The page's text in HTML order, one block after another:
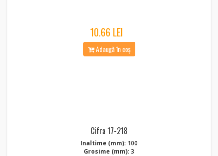
10.66 LEI
Adaugă în coș
Cifra 17-218
Inaltime (mm): 100
Grosime (mm): 3